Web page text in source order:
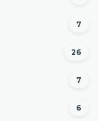
7
26
7
6